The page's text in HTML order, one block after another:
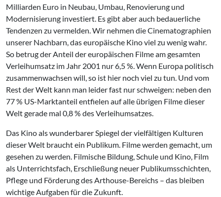
Milliarden Euro in Neubau, Umbau, Renovierung und
Modernisierung investiert. Es gibt aber auch bedauerliche
Tendenzen zu vermelden. Wir nehmen die Cinematographien
unserer Nachbarn, das europäische Kino viel zu wenig wahr.
So betrug der Anteil der europäischen Filme am gesamten
Verleihumsatz im Jahr 2001 nur 6,5 %. Wenn Europa politisch
zusammenwachsen will, so ist hier noch viel zu tun. Und vom
Rest der Welt kann man leider fast nur schweigen: neben den
77 % US-Marktanteil entfielen auf alle übrigen Filme dieser
Welt gerade mal 0,8 % des Verleihumsatzes.
Das Kino als wunderbarer Spiegel der vielfältigen Kulturen
dieser Welt braucht ein Publikum. Filme werden gemacht, um
gesehen zu werden. Filmische Bildung, Schule und Kino, Film
als Unterrichtsfach, Erschließung neuer Publikumsschichten,
Pflege und Förderung des Arthouse-Bereichs – das bleiben
wichtige Aufgaben für die Zukunft.